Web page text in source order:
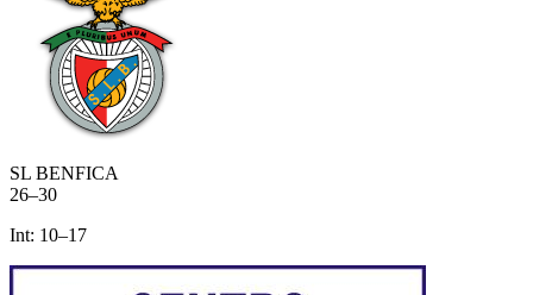
SL BENFICA
26–30
Int: 10–17